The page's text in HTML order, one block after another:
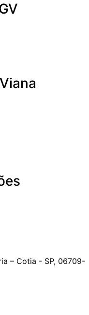
– Cotia - SP, 06709-